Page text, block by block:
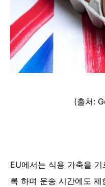
(출처:
EU에서는 식용 가축을 기
록 하며 운송 시간에도 제